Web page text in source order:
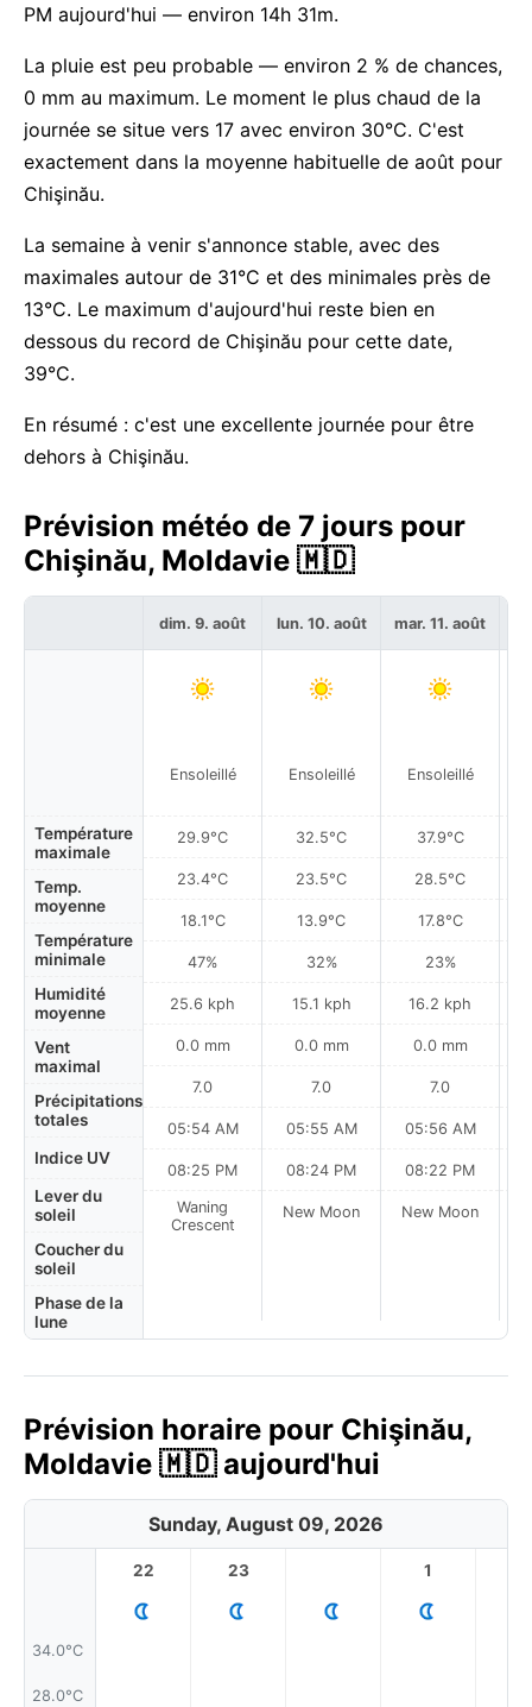
PM aujourd'hui — environ 14h 31m.
La pluie est peu probable — environ 2 % de chances,
0 mm au maximum. Le moment le plus chaud de la
journée se situe vers 17 avec environ 30°C. C'est
exactement dans la moyenne habituelle de août pour
Chişinău.
La semaine à venir s'annonce stable, avec des
maximales autour de 31°C et des minimales près de
13°C. Le maximum d'aujourd'hui reste bien en
dessous du record de Chişinău pour cette date,
39°C.
En résumé : c'est une excellente journée pour être
dehors à Chişinău.
Prévision météo de 7 jours pour
Chişinău, Moldavie 🇲🇩
Température
maximale
Temp.
moyenne
Température
minimale
Humidité
moyenne
Vent
maximal
Précipitations
totales
Indice UV
Lever du
soleil
Coucher du
soleil
Phase de la
lune
dim. 9. août
Ensoleillé
29.9°C
23.4°C
18.1°C
47%
25.6 kph
0.0 mm
7.0
05:54 AM
08:25 PM
Waning
Crescent
lun. 10. août
Ensoleillé
32.5°C
23.5°C
13.9°C
32%
15.1 kph
0.0 mm
7.0
05:55 AM
08:24 PM
New Moon
mar. 11. août
Ensoleillé
37.9°C
28.5°C
17.8°C
23%
16.2 kph
0.0 mm
7.0
05:56 AM
08:22 PM
New Moon
Prévision horaire pour Chişinău,
Moldavie 🇲🇩 aujourd'hui
Sunday, August 09, 2026
34.0°C
28.0°C
22 23 1